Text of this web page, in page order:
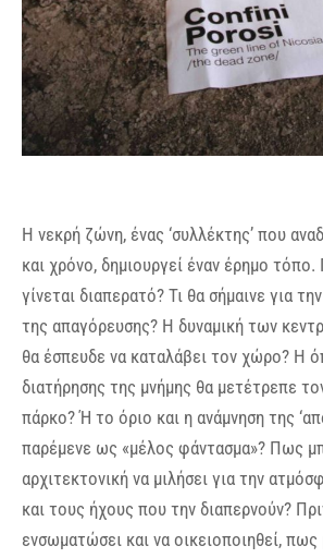
Η νεκρή ζώνη, ένας ‘συλλέκτης’ που
και χρόνο, δημιουργεί έναν έρημο
γίνεται διαπερατό? Τι θα σήμαινε για
της απαγόρευσης? Η δυναμική των
θα έσπευδε να καταλάβει τον χώρο? Η
διατήρησης της μνήμης θα μετέτρεπε
πάρκο? Ή το όριο και η ανάμνηση της
παρέμενε ως «μέλος φάντασμα»? Πως
αρχιτεκτονική να μιλήσει για την
και τους ήχους που την διαπερνούν?
ενσωματώσει και να οικειοποιηθεί, πως